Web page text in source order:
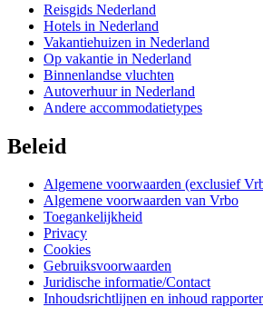
Reisgids Nederland
Hotels in Nederland
Vakantiehuizen in Nederland
Op vakantie in Nederland
Binnenlandse vluchten
Autoverhuur in Nederland
Andere accommodatietypes
Beleid
Algemene voorwaarden (exclusief
Algemene voorwaarden van Vrbo
Toegankelijkheid
Privacy
Cookies
Gebruiksvoorwaarden
Juridische informatie/Contact
Inhoudsrichtlijnen en inhoud